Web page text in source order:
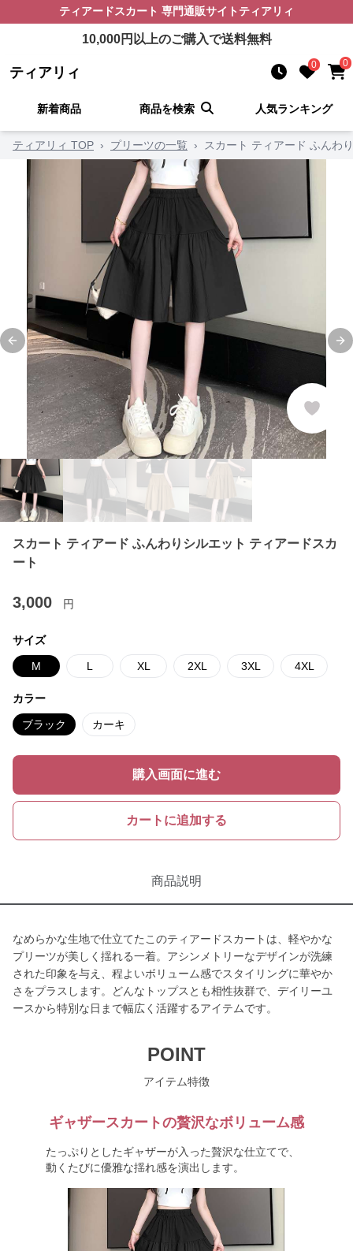
ティアードスカート 専門通販サイト ティアリィ
10,000円以上のご購入で送料無料
ティアリィ 0 0
新着商品 商品を検索 人気ランキング
ティアリィ TOP › プリーツの一覧 › スカート ティアード ふんわ
Previous slide
スカート ティアード ふんわりシルエット ティアードスカ
ート
3,000 円
サイズ
M L XL 2XL 3XL 4XL
カラー
ブラック カーキ
購入画面に進む
カートに追加する
商品説明
なめらかな生地で仕立てたこのティアードスカートは、軽やかな
プリーツが美しく揺れる一着。アシンメトリーなデザインが洗練
された印象を与え、程よいボリューム感でスタイリングに華やか
さをプラスします。どんなトップスとも相性抜群で、デイリーユ
ースから特別な日まで幅広く活躍するアイテムです。
POINT
アイテム特徴
ギャザースカートの贅沢なボリューム感
たっぷりとしたギャザーが入った贅沢な仕立てで、
動くたびに優雅な揺れ感を演出します。